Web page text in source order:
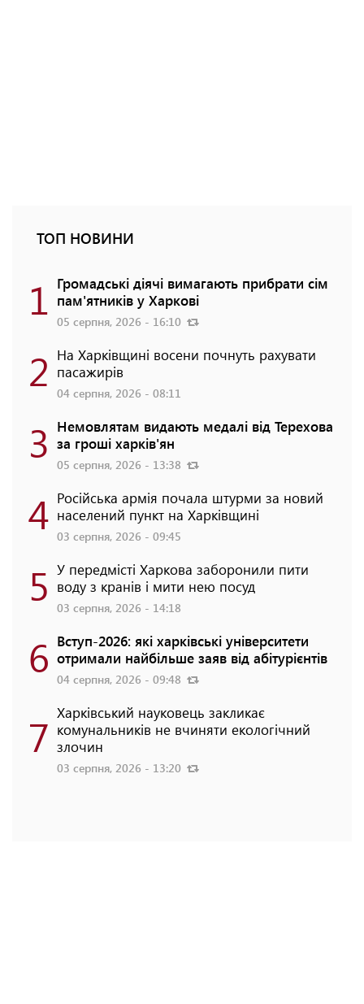
ТОП НОВИНИ
1 Громадські діячі вимагають прибрати сім
пам'ятників у Харкові
05 серпня, 2026 - 16:10
2 На Харківщині восени почнуть рахувати
пасажирів
04 серпня, 2026 - 08:11
3 Немовлятам видають медалі від Терехова
за гроші харків'ян
05 серпня, 2026 - 13:38
4 Російська армія почала штурми за новий
населений пункт на Харківщині
03 серпня, 2026 - 09:45
5 У передмісті Харкова заборонили пити
воду з кранів і мити нею посуд
03 серпня, 2026 - 14:18
6 Вступ-2026: які харківські університети
отримали найбільше заяв від абітурієнтів
04 серпня, 2026 - 09:48
7 Харківський науковець закликає
комунальників не вчиняти екологічний
злочин
03 серпня, 2026 - 13:20